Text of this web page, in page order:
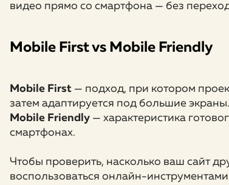
видео прямо со смартфона — без
Mobile First vs Mobile Friendly
Mobile First — подход, при котором
затем адаптируется под большие экраны.
Mobile Friendly — характеристика
смартфонах.
Чтобы проверить, насколько ваш сайт
воспользоваться онлайн-